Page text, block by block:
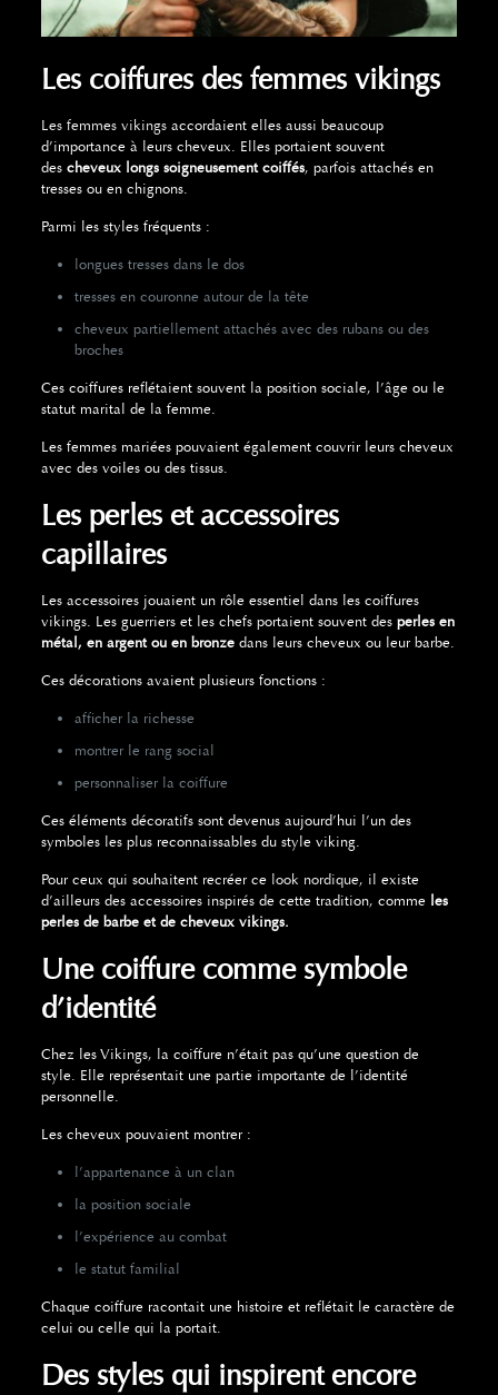
Les coiffures des femmes vikings
Les femmes vikingsaccordaient elles aussi beaucoup
d’importance à leurs cheveux. Elles portaient souvent
des cheveux longs soigneusement coiffés, parfois attachés en
tresses ou en chignons.
Parmi les styles fréquents :
longues tresses dans le dos
tresses en couronne autour de la tête
cheveux partiellement attachés avec des rubans ou des
broches
Ces coiffures reflétaient souvent la position sociale, l’âge ou le
statut marital de la femme.
Les femmes mariées pouvaient également couvrir leurs cheveux
avec des voiles ou des tissus.
Les perles et accessoires
capillaires
Les accessoires jouaient un rôle essentiel dans les coiffures
vikings. Les guerriers et les chefs portaient souvent des perles en
métal, en argent ou en bronzedans leurs cheveux ou leur barbe.
Ces décorations avaient plusieurs fonctions :
afficher la richesse
montrer le rang social
personnaliser la coiffure
Ces éléments décoratifs sont devenus aujourd’hui l’un des
symboles les plus reconnaissables du style viking.
Pour ceux qui souhaitent recréer ce look nordique, il existe
d’ailleurs des accessoires inspirés de cette tradition, comme les
perles de barbe et de cheveux vikings.
Une coiffure comme symbole
d’identité
Chez les Vikings, la coiffure n’était pas qu’une question de
style. Elle représentait une partie importante de l’identité
personnelle.
Les cheveux pouvaient montrer :
l’appartenance à un clan
la position sociale
l’expérience au combat
le statut familial
Chaque coiffure racontait une histoire et reflétait le caractère de
celui ou celle qui la portait.
Des styles qui inspirent encore